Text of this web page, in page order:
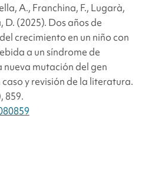
A., Franchina, F., Lugarà,
D. (2025). Dos años de
crecimiento en un niño con
a un síndrome de
nueva mutación del gen
y revisión de la literatura.
859.